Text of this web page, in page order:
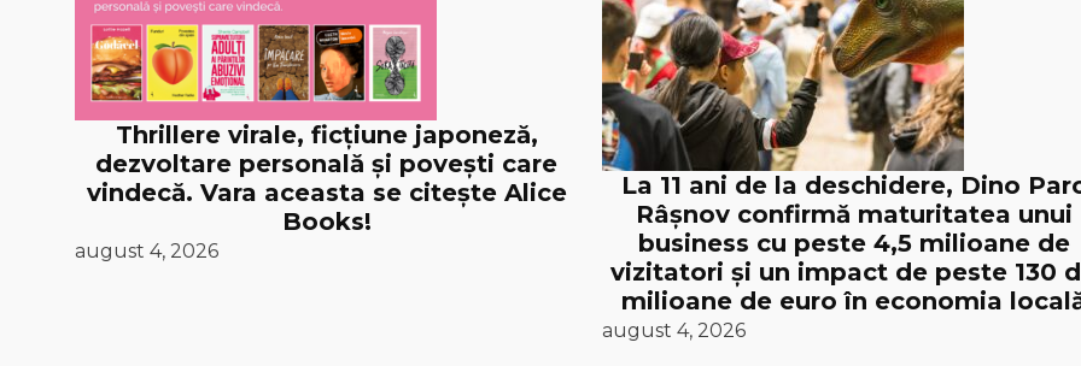
Thrillere virale, ficțiune japoneză,
dezvoltare personală și povești care
vindecă. Vara aceasta se citește Alice
Books!
august 4, 2026
La 11 ani de la deschidere, Dino
Râșnov confirmă maturitatea unui
business cu peste 4,5 milioane de
vizitatori și un impact de peste 130
milioane de euro în economia
august 4, 2026